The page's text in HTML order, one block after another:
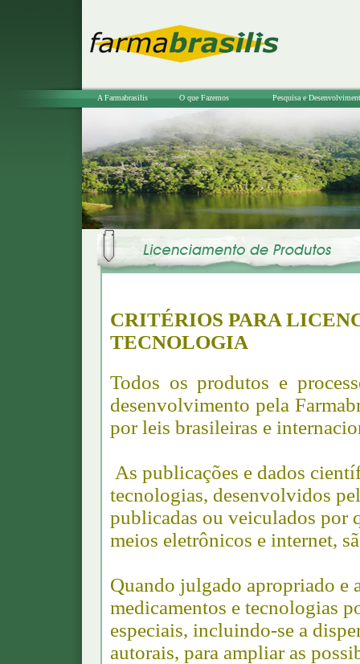
A Farmabrasilis O que Fazemos Pesquisa e
CRITÉRIOS PARA
TECNOLOGIA
Todos os produtos e
desenvolvimento pela
por leis brasileiras e
As publicações e dados
tecnologias, desenvolvidos
publicadas ou veiculados por
meios eletrônicos e internet,
Quando julgado apropriado e
medicamentos e tecnologias
especiais, incluindo-se a
autorais, para ampliar as